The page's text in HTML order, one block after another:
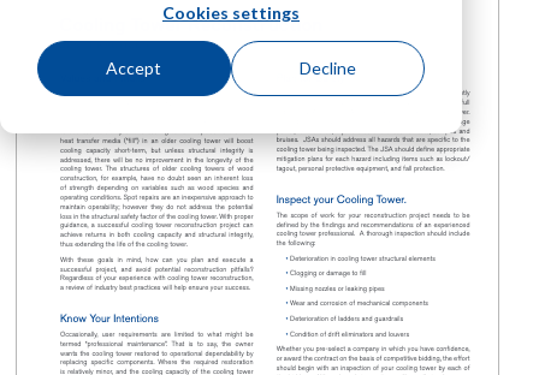
Cookies settings
Accept Decline